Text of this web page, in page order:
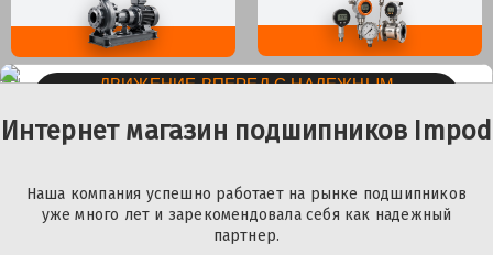
ДВИЖЕНИЕ ВПЕРЕД С НАДЕЖНЫМ
Интернет магазин подшипников Impod
Наша компания успешно работает на рынке подшипников
уже много лет и зарекомендовала себя как надежный
партнер.